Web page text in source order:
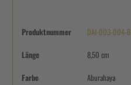
Produktnummer DAI-003-004-6
Länge 8,50 cm
Farbe Aburahaya